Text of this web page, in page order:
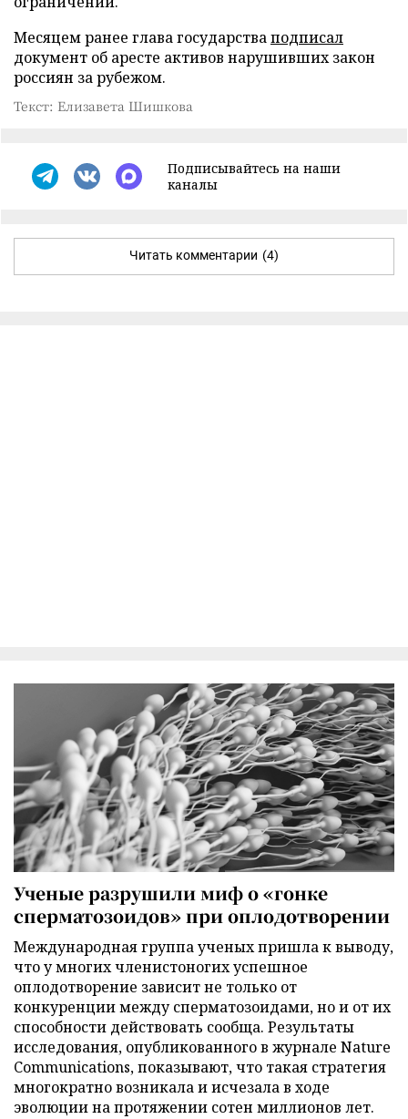
Месяцем ранее глава государстваподписал
документ об аресте активов нарушивших закон
россиян за рубежом.
Текст: Елизавета Шишкова
Подписывайтесь на наши
каналы
Читать комментарии (4)
Ученые разрушили миф о «гонке
сперматозоидов» при оплодотворении
Международная группа ученых пришла к выводу,
что у многих членистоногих успешное
оплодотворение зависит не только от
конкуренции между сперматозоидами, но и от их
способности действовать сообща. Результаты
исследования, опубликованного в журнале Nature
Communications, показывают, что такая стратегия
многократно возникала и исчезала в ходе
эволюции на протяжении сотен миллионов лет.